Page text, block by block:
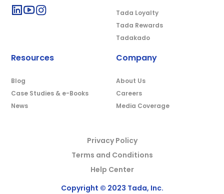
Tada Loyalty
Tada Rewards
Tadakado
Resources
Blog
Case Studies & e-Books
News
Company
About Us
Careers
Media Coverage
Privacy Policy
Terms and Conditions
Help Center
Copyright © 2023 Tada, Inc.